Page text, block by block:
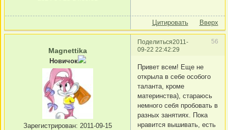
Цитировать Вверх
Поделиться 56
2011-
09-22 22:42:29
Magnettika
Новичок
Зарегистрирован: 2011-09-15
Привет всем! Еще не
открыла в себе особого
таланта, кроме
материнства), стараюсь
немного себя пробовать в
разных занятиях. Пока
нравится вышивать, есть